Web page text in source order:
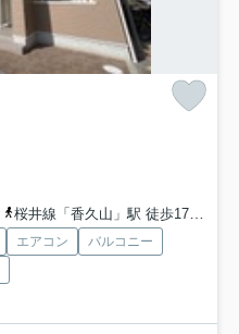
桜井線「香久山」駅 徒歩17分
エアコン
バルコニー